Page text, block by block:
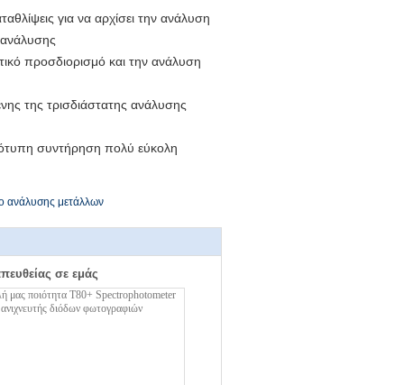
για να αρχίσει την ανάλυση
ανάλυσης
προσδιορισμό και την ανάλυση
της τρισδιάστατης ανάλυσης
συντήρηση πολύ εύκολη
ανάλυσης μετάλλων
σε εμάς